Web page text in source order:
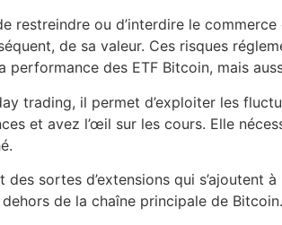
restreindre ou d’interdire le
de sa valeur. Ces risques
des ETF Bitcoin, mais
trading, il permet d’exploiter les
et avez l’œil sur les cours. Elle
sortes d’extensions qui
de la chaîne principale de